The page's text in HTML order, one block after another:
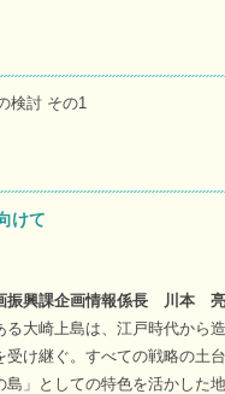
検討 その1
けて
振興課企画情報係長 川本
る大崎上島は、江戸時代から
受け継ぐ。すべての戦略の土
島」としての特色を活かした